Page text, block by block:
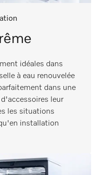
idéales dans
à eau renouvelée
dans une
leur
les situations
installation